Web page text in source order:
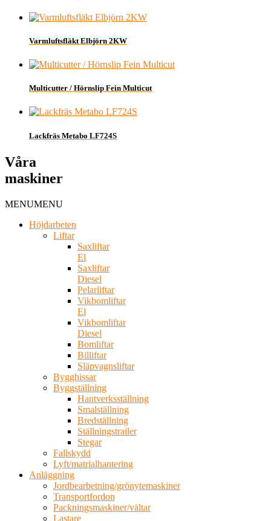
Varmluftsfläkt Elbjörn 2KW
Multicutter / Hörnslip Fein Multicut
Lackfräs Metabo LF724S
Våra
maskiner
MENUMENU
Höjdarbeten
Liftar
Saxliftar
El
Saxliftar
Diesel
Pelarliftar
Vikbomliftar
El
Vikbomliftar
Diesel
Bomliftar
Billiftar
Släpvagnsliftar
Bygghissar
Byggställning
Hantverksställning
Smalställning
Bredställning
Ställningstrailer
Stegar
Fallskydd
Lyft/matrialhantering
Anläggning
Jordbearbetning/grönytemaskiner
Transportfordon
Packningsmaskiner/vältar
Lastare